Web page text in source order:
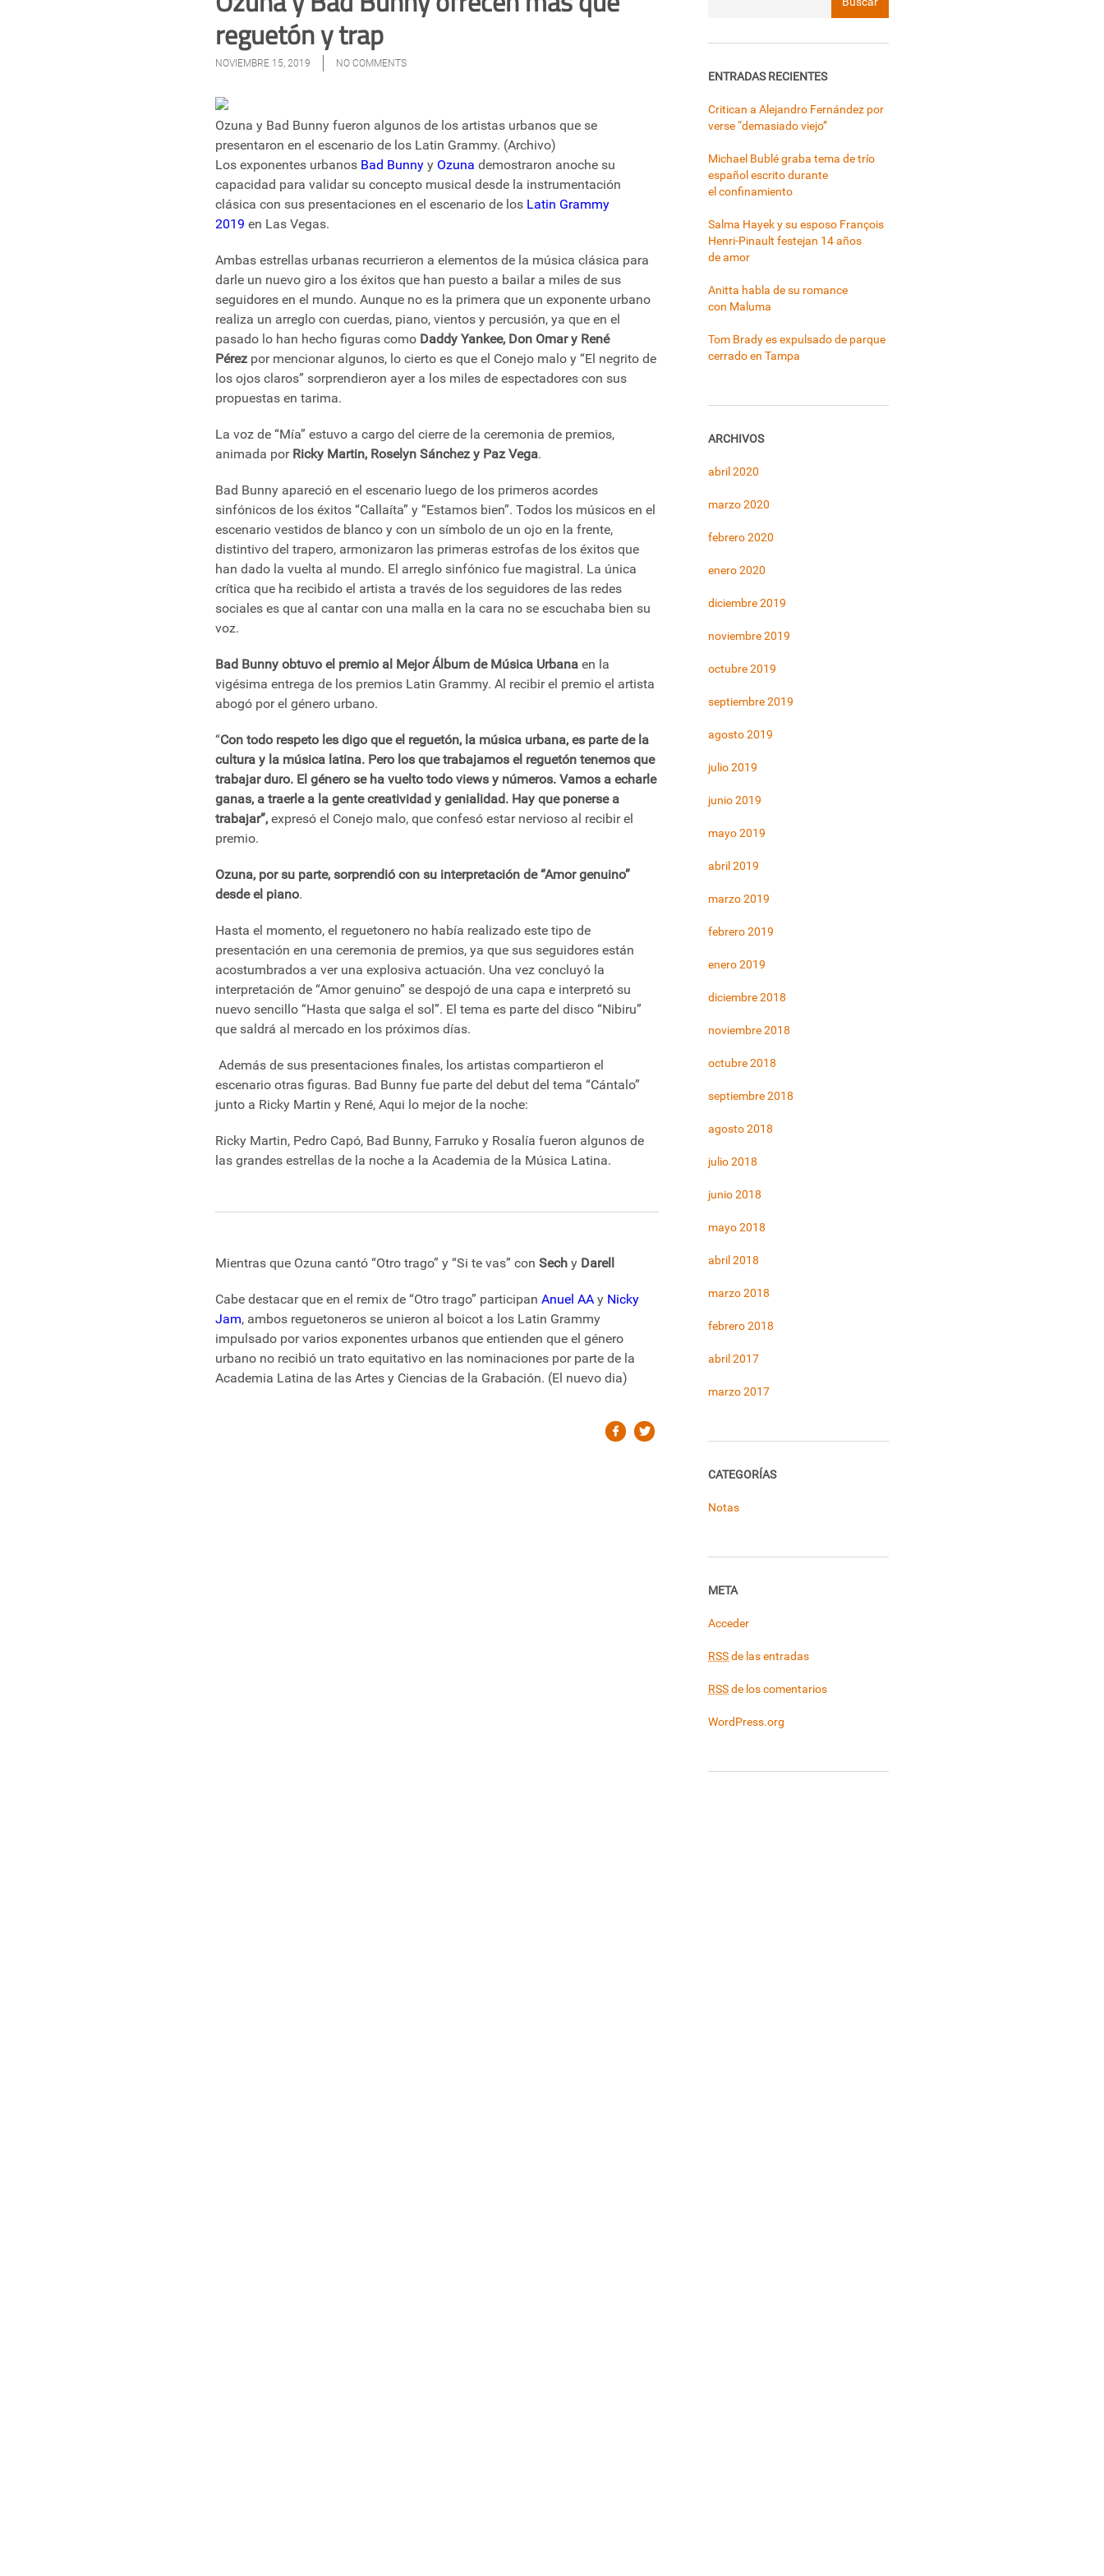
reguetón y trap
NOVIEMBRE 15, 2019 NO COMMENTS
Ozuna y Bad Bunny fueron algunos de los artistas urbanos que se
presentaron en el escenario de los Latin Grammy. (Archivo)
Los exponentes urbanos Bad Bunny y Ozuna demostraron anoche su
capacidad para validar su concepto musical desde la instrumentación
clásica con sus presentaciones en el escenario de los Latin Grammy
2019 en Las Vegas.
Ambas estrellas urbanas recurrieron a elementos de la música clásica para
darle un nuevo giro a los éxitos que han puesto a bailar a miles de sus
seguidores en el mundo. Aunque no es la primera que un exponente urbano
realiza un arreglo con cuerdas, piano, vientos y percusión, ya que en el
pasado lo han hecho figuras como Daddy Yankee, Don Omar y René
Pérez por mencionar algunos, lo cierto es que el Conejo malo y “El negrito de
los ojos claros” sorprendieron ayer a los miles de espectadores con sus
propuestas en tarima.
La voz de “Mía” estuvo a cargo del cierre de la ceremonia de premios,
animada por Ricky Martin, Roselyn Sánchez y Paz Vega.
Bad Bunny apareció en el escenario luego de los primeros acordes
sinfónicos de los éxitos “Callaíta” y “Estamos bien”. Todos los músicos en el
escenario vestidos de blanco y con un símbolo de un ojo en la frente,
distintivo del trapero, armonizaron las primeras estrofas de los éxitos que
han dado la vuelta al mundo. El arreglo sinfónico fue magistral. La única
crítica que ha recibido el artista a través de los seguidores de las redes
sociales es que al cantar con una malla en la cara no se escuchaba bien su
voz.
Bad Bunny obtuvo el premio al Mejor Álbum de Música Urbana en la
vigésima entrega de los premios Latin Grammy. Al recibir el premio el artista
abogó por el género urbano.
“Con todo respeto les digo que el reguetón, la música urbana, es parte de la
cultura y la música latina. Pero los que trabajamos el reguetón tenemos que
trabajar duro. El género se ha vuelto todo views y números. Vamos a echarle
ganas, a traerle a la gente creatividad y genialidad. Hay que ponerse a
trabajar”, expresó el Conejo malo, que confesó estar nervioso al recibir el
premio.
Ozuna, por su parte, sorprendió con su interpretación de “Amor genuino”
desde el piano.
Hasta el momento, el reguetonero no había realizado este tipo de
presentación en una ceremonia de premios, ya que sus seguidores están
acostumbrados a ver una explosiva actuación. Una vez concluyó la
interpretación de “Amor genuino” se despojó de una capa e interpretó su
nuevo sencillo “Hasta que salga el sol”. El tema es parte del disco “Nibiru”
que saldrá al mercado en los próximos días.
Además de sus presentaciones finales, los artistas compartieron el
escenario otras figuras. Bad Bunny fue parte del debut del tema “Cántalo”
junto a Ricky Martin y René, Aqui lo mejor de la noche:
Ricky Martin, Pedro Capó, Bad Bunny, Farruko y Rosalía fueron algunos de
las grandes estrellas de la noche a la Academia de la Música Latina.
Mientras que Ozuna cantó “Otro trago” y “Si te vas” con Sech y Darell
Cabe destacar que en el remix de “Otro trago” participan Anuel AA y Nicky
Jam, ambos reguetoneros se unieron al boicot a los Latin Grammy
impulsado por varios exponentes urbanos que entienden que el género
urbano no recibió un trato equitativo en las nominaciones por parte de la
Academia Latina de las Artes y Ciencias de la Grabación. (El nuevo dia)
ENTRADAS RECIENTES
Critican a Alejandro Fernández por
verse “demasiado viejo”
Michael Bublé graba tema de trío
español escrito durante
el confinamiento
Salma Hayek y su esposo François
Henri-Pinault festejan 14 años
de amor
Anitta habla de su romance
con Maluma
Tom Brady es expulsado de parque
cerrado en Tampa
ARCHIVOS
abril 2020
marzo 2020
febrero 2020
enero 2020
diciembre 2019
noviembre 2019
octubre 2019
septiembre 2019
agosto 2019
julio 2019
junio 2019
mayo 2019
abril 2019
marzo 2019
febrero 2019
enero 2019
diciembre 2018
noviembre 2018
octubre 2018
septiembre 2018
agosto 2018
julio 2018
junio 2018
mayo 2018
abril 2018
marzo 2018
febrero 2018
abril 2017
marzo 2017
CATEGORÍAS
Notas
META
Acceder
RSSde las entradas
RSSde los comentarios
WordPress.org